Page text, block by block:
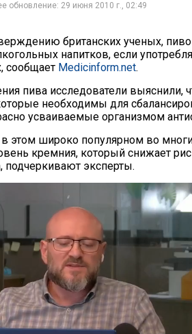
обновление: 29 июня 2010 г., 02:49
британских ученых,
напитков, если
сообщает Medicinform.net.
пива исследователи выяснили,
необходимы для
усваиваемые организмом
в этом широко популярном во
кремния, который снижает
подчеркивают эксперты.